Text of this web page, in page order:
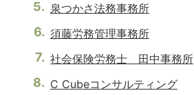
泉つかさ法務事務所
須藤労務管理事務所
社会保険労務士 田中事務所
C Cubeコンサルティング